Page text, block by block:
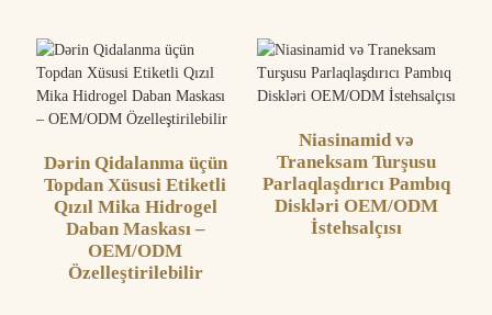
Dərin Qidalanma üçün
Topdan Xüsusi Etiketli
Qızıl Mika Hidrogel
Daban Maskası –
OEM/ODM
Özelleştirilebilir
Niasinamid və
Traneksam Turşusu
Parlaqlaşdırıcı Pambıq
Diskləri OEM/ODM
İstehsalçısı